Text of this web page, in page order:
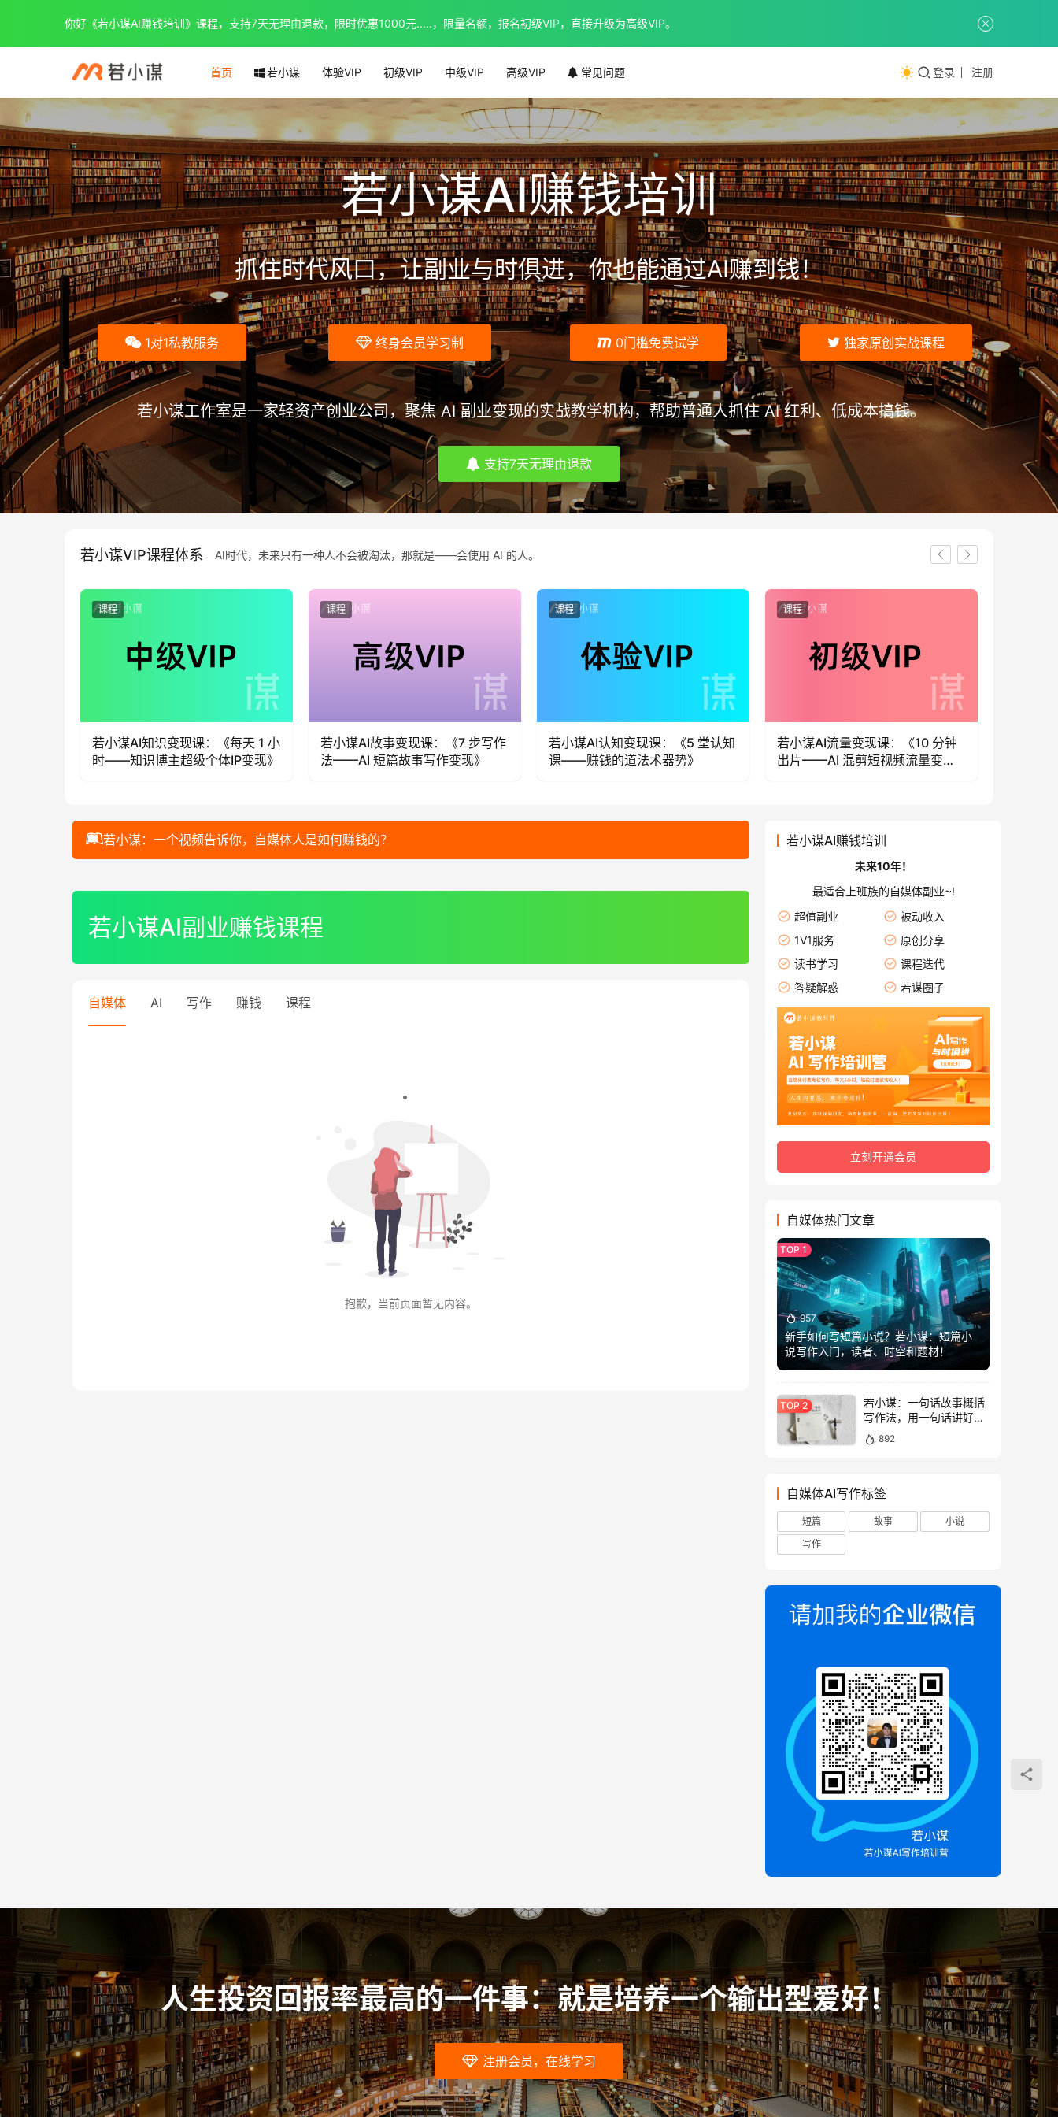
首页 若小谋 体验VIP 初级VIP 中级VIP 高级VIP 常见问题 登录 注册
若小谋AI赚钱培训
抓住时代风口，让副业与时俱进，你也能通过AI赚到钱！
1对1私教服务 终身会员学习制 0门槛免费试学 独家原创实战课程
若小谋工作室是一家轻资产创业公司，聚焦 AI 副业变现的实战教学机构，帮助普通人抓住 AI 红利、低成本搞钱。
支持7天无理由退款
若小谋VIP课程体系 AI时代，未来只有一种人不会被淘汰，那就是——会使用 AI 的人。
课程
若小谋AI知识变现课：《每天 1 小
时——知识博主超级个体IP变现》
课程
若小谋AI故事变现课：《7 步写作
法——AI 短篇故事写作变现》
课程
若小谋AI认知变现课：《5 堂认知
课——赚钱的道法术器势》
课程
若小谋AI流量变现课：《10 分钟
出片——AI 混剪短视频流量变
若小谋：一个视频告诉你，自媒体人是如何赚钱的？
若小谋AI副业赚钱课程
自媒体 AI 写作 赚钱 课程
抱歉，当前页面暂无内容。
若小谋AI赚钱培训
未来10年！
最适合上班族的自媒体副业~!
超值副业
被动收入
1V1服务
原创分享
读书学习
课程迭代
答疑解惑
若谋圈子
立刻开通会员
自媒体热门文章
957
新手如何写短篇小说？若小谋：短篇小
说写作入门，读者、时空和题材！
若小谋：一句话故事概括
写作法，用一句话讲好故
事！892
自媒体AI写作标签
短篇 故事
小说
写作
人生投资回报率最高的一件事：就是培养一个输出型爱好！
注册会员，在线学习
你好《若小谋AI赚钱培训》课程，支持7天无理由退款，限时优惠1000元.....，限量名额，报名初级VIP，直接升级为高级VIP。